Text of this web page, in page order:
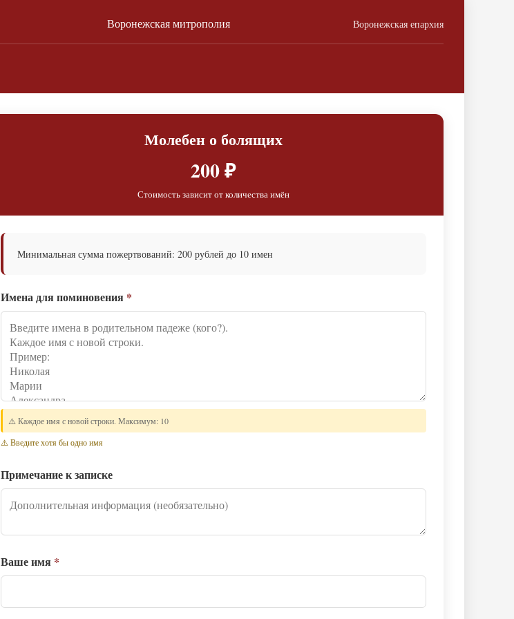
Воронежская митрополия Воронежская епархия
Молебен о болящих
200 ₽
Стоимость зависит от количества имён
Минимальная сумма пожертвований: 200 рублей до 10 имен
Имена для поминовения *
⚠️ Каждое имя с новой строки. Максимум: 10
⚠️ Введите хотя бы одно имя
Примечание к записке
Ваше имя *